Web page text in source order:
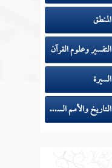
المنطق
التفسير وعلوم القرآن
السيرة
التاريخ والأمم السابقة